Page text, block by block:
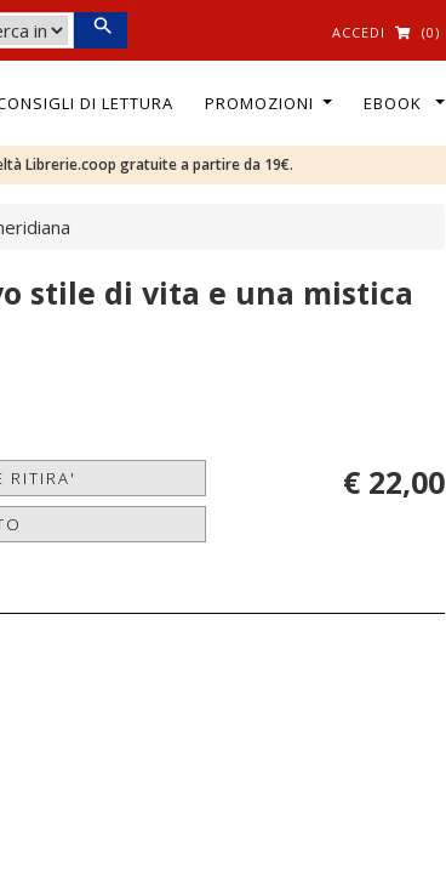
ACCEDI (0)
DI LETTURA PROMOZIONI EBOOK
Librerie.coop gratuite a partire da 19€.
stile di vita e una mistica
RITIRA' € 22,00